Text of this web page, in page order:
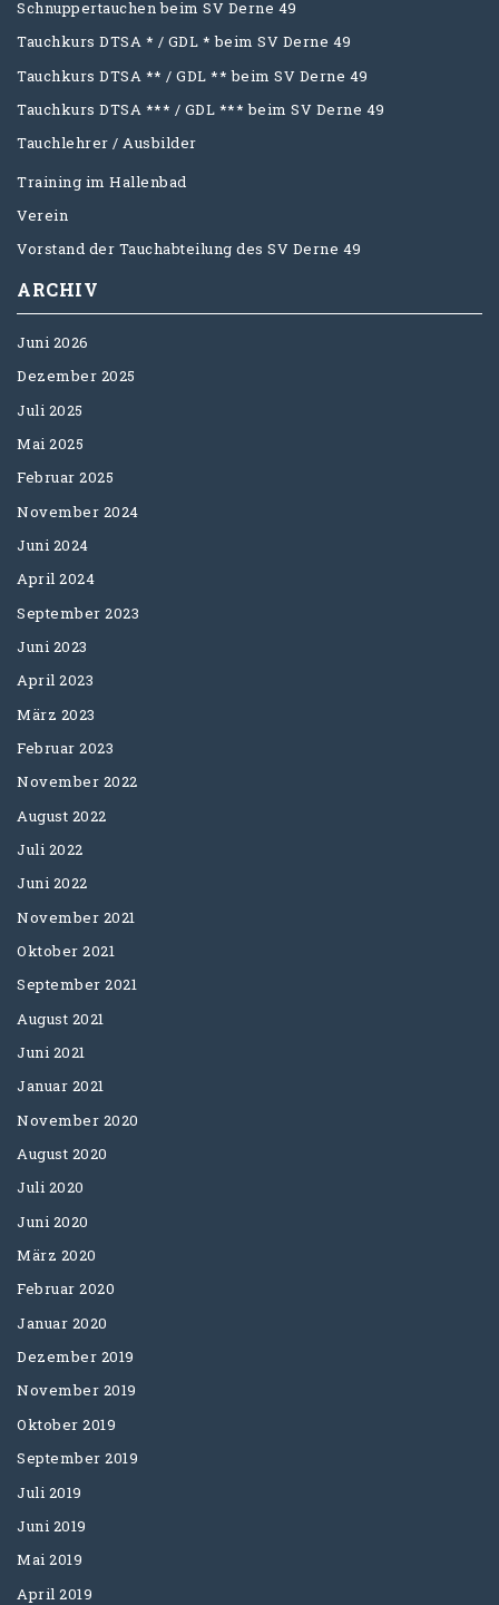
Schnuppertauchen beim SV Derne 49
Tauchkurs DTSA * / GDL * beim SV Derne 49
Tauchkurs DTSA ** / GDL ** beim SV Derne 49
Tauchkurs DTSA *** / GDL *** beim SV Derne 49
Tauchlehrer / Ausbilder
Training im Hallenbad
Verein
Vorstand der Tauchabteilung des SV Derne 49
ARCHIV
Juni 2026
Dezember 2025
Juli 2025
Mai 2025
Februar 2025
November 2024
Juni 2024
April 2024
September 2023
Juni 2023
April 2023
März 2023
Februar 2023
November 2022
August 2022
Juli 2022
Juni 2022
November 2021
Oktober 2021
September 2021
August 2021
Juni 2021
Januar 2021
November 2020
August 2020
Juli 2020
Juni 2020
März 2020
Februar 2020
Januar 2020
Dezember 2019
November 2019
Oktober 2019
September 2019
Juli 2019
Juni 2019
Mai 2019
April 2019